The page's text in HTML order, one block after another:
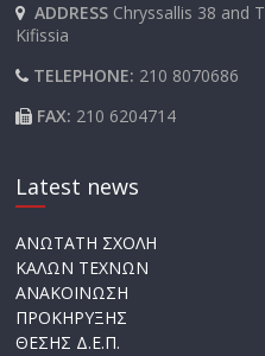
ADDRESS Chryssallis 38 and
Kifissia
TELEPHONE: 210 8070686
FAX: 210 6204714
Latest news
ΑΝΩΤΑΤΗ ΣΧΟΛΗ
ΚΑΛΩΝ ΤΕΧΝΩΝ
ΑΝΑΚΟΙΝΩΣΗ
ΠΡΟΚΗΡΥΞΗΣ
ΘΕΣΗΣ Δ.Ε.Π.